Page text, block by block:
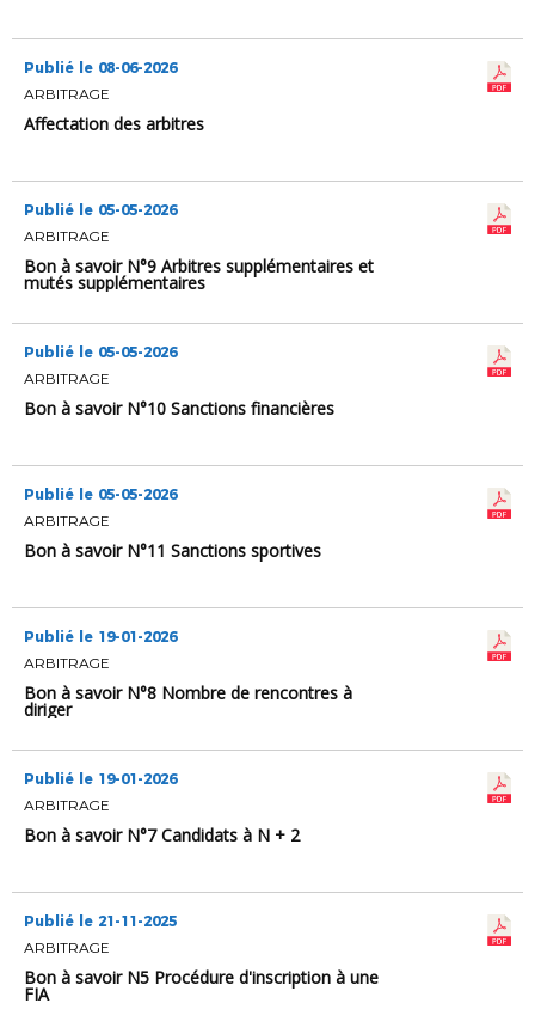
Publié le 08-06-2026
ARBITRAGE
Affectation des arbitres
Publié le 05-05-2026
ARBITRAGE
Bon à savoir N°9 Arbitres supplémentaires et
mutés supplémentaires
Publié le 05-05-2026
ARBITRAGE
Bon à savoir N°10 Sanctions financières
Publié le 05-05-2026
ARBITRAGE
Bon à savoir N°11 Sanctions sportives
Publié le 19-01-2026
ARBITRAGE
Bon à savoir N°8 Nombre de rencontres à
diriger
Publié le 19-01-2026
ARBITRAGE
Bon à savoir N°7 Candidats à N + 2
Publié le 21-11-2025
ARBITRAGE
Bon à savoir N5 Procédure d'inscription à une
FIA